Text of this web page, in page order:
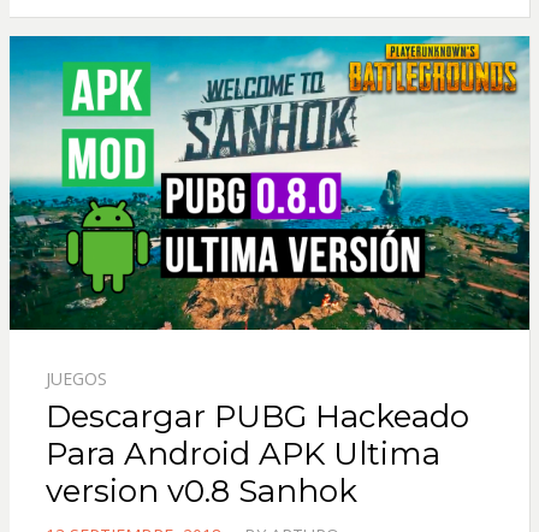
JUEGOS
Descargar PUBG Hackeado
Para Android APK Ultima
version v0.8 Sanhok